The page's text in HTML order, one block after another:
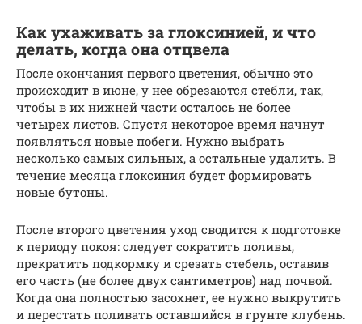
Как ухаживать за глоксинией, и что
делать, когда она отцвела
После окончания первого цветения, обычно это
происходит в июне, у нее обрезаются стебли, так,
чтобы в их нижней части осталось не более
четырех листов. Спустя некоторое время начнут
появляться новые побеги. Нужно выбрать
несколько самых сильных, а остальные удалить. В
течение месяца глоксиния будет формировать
новые бутоны.
После второго цветения уход сводится к подготовке
к периоду покоя: следует сократить поливы,
прекратить подкормку и срезать стебель, оставив
его часть (не более двух сантиметров) над почвой.
Когда она полностью засохнет, ее нужно выкрутить
и перестать поливать оставшийся в грунте клубень.